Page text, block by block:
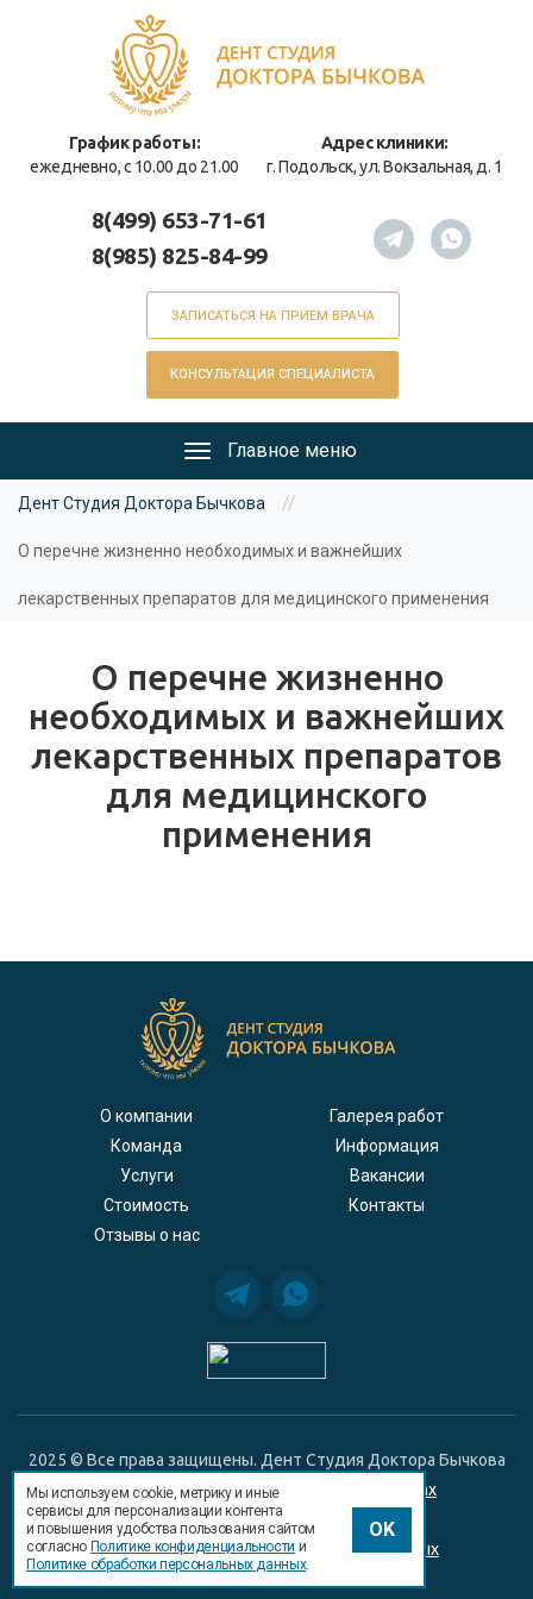
График работы:
ежедневно, с 10.00 до 21.00
Адрес клиники:
г. Подольск, ул. Вокзальная, д. 1
8(499) 653-71-61
8(985) 825-84-99
ЗАПИСАТЬСЯ НА ПРИЕМ ВРАЧА
КОНСУЛЬТАЦИЯ СПЕЦИАЛИСТА
Главное
меню
Главное меню
Вы
здесь
Дент Студия Доктора Бычкова //
О перечне жизненно необходимых и важнейших
лекарственных препаратов для медицинского применения
О перечне жизненно
необходимых и важнейших
лекарственных препаратов
для медицинского
применения
О компании
Команда
Услуги
Стоимость
Отзывы о нас
Галерея работ
Информация
Вакансии
Контакты
2025 © Все права защищены. Дент Студия Доктора Бычкова
Положение о гарантийных обязательствах
Политика конфиденциальности
Политика обработки персональных данных
Мы используем cookie, метрику и иные
сервисы для персонализации контента
и повышения удобства пользования сайтом
согласно Политике конфиденциальности и
Политике обработки персональных данных.
OK